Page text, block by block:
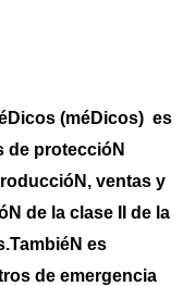
(méDicos) es
de proteccióN
ventas y
de la clase II de la
.TambiéN es
de emergencia